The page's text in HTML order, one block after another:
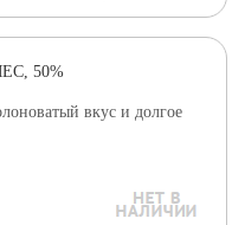
50%
вкус и долгое